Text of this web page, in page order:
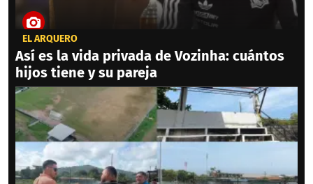
EL ARQUERO
Así es la vida privada de Vozinha: cuántos
hijos tiene y su pareja